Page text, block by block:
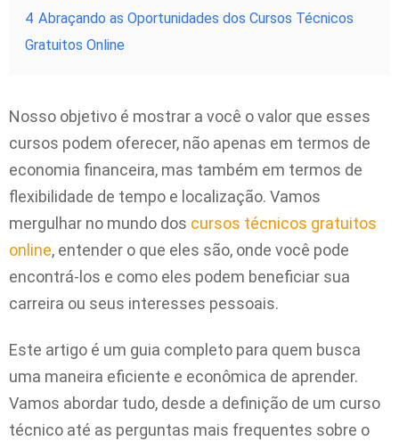
4 Abraçando as Oportunidades dos Cursos Técnicos
Gratuitos Online
Nosso objetivo é mostrar a você o valor que esses
cursos podem oferecer, não apenas em termos de
economia financeira, mas também em termos de
flexibilidade de tempo e localização. Vamos
mergulhar no mundo dos cursos técnicos gratuitos
online, entender o que eles são, onde você pode
encontrá-los e como eles podem beneficiar sua
carreira ou seus interesses pessoais.
Este artigo é um guia completo para quem busca
uma maneira eficiente e econômica de aprender.
Vamos abordar tudo, desde a definição de um curso
técnico até as perguntas mais frequentes sobre o